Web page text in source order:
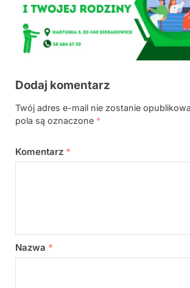
Dodaj komentarz
Twój adres e-mail nie zostanie
pola są oznaczone *
Komentarz *
Nazwa *